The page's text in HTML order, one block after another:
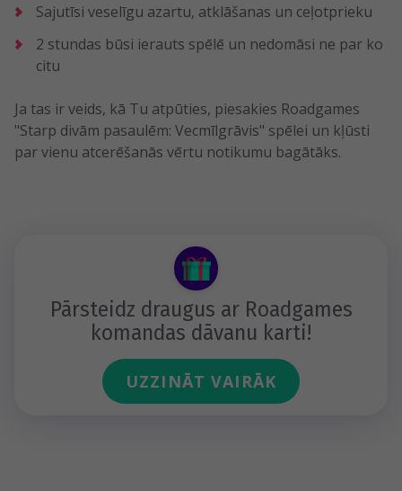
Sajutīsi veselīgu azartu, atklāšanas un ceļotprieku
2 stundas būsi ierauts spēlē un nedomāsi ne par ko
citu
Ja tas ir veids, kā Tu atpūties, piesakies Roadgames
"Starp divām pasaulēm: Vecmīlgrāvis" spēlei un kļūsti
par vienu atcerēšanās vērtu notikumu bagātāks.
Pārsteidz draugus ar Roadgames
komandas dāvanu karti!
UZZINĀT VAIRĀK